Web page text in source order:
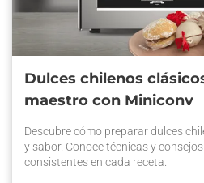
Dulces chilenos
maestro con Miniconv
Descubre cómo preparar dulces
y sabor. Conoce técnicas y
consistentes en cada receta.